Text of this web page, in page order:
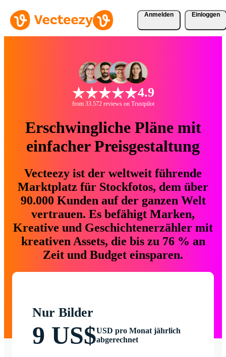
Anmelden Einloggen
4.9
from 33.572 reviews on Trustpilot
Erschwingliche Pläne mit
einfacher Preisgestaltung
Vecteezy ist der weltweit führende
Marktplatz für Stockfotos, dem über
90.000 Kunden auf der ganzen Welt
vertrauen. Es befähigt Marken,
Kreative und Geschichtenerzähler mit
kreativen Assets, die bis zu 76 % an
Zeit und Budget einsparen.
Nur Bilder
9 US$USD pro Monat jährlich
abgerechnet